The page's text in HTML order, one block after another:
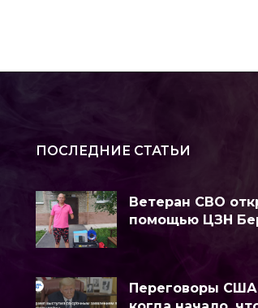
ПОСЛЕДНИЕ СТАТЬИ
Ветеран СВО
помощью ЦЗН
Переговоры США